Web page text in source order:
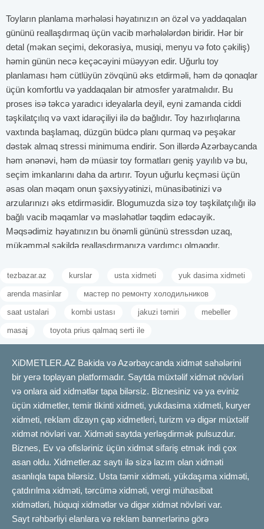
Toyların planlama mərhələsi həyatınızın ən özəl və yaddaqalan
gününü reallaşdırmaq üçün vacib mərhələlərdən biridir. Hər bir
detal (məkan seçimi, dekorasiya, musiqi, menyu və foto çəkiliş)
həmin günün necə keçəcəyini müəyyən edir. Uğurlu toy
planlaması həm cütlüyün zövqünü əks etdirməli, həm də qonaqlar
üçün komfortlu və yaddaqalan bir atmosfer yaratmalıdır. Bu
proses isə təkcə yaradıcı ideyalarla deyil, eyni zamanda ciddi
təşkilatçılıq və vaxt idarəçiliyi ilə də bağlıdır. Toy hazırlıqlarına
vaxtında başlamaq, düzgün büdcə planı qurmaq və peşəkar
dəstək almaq stressi minimuma endirir. Son illərdə Azərbaycanda
həm ənənəvi, həm də müasir toy formatları geniş yayılıb və bu,
seçim imkanlarını daha da artırır. Toyun uğurlu keçməsi üçün
əsas olan məqam onun şəxsiyyətinizi, münasibətinizi və
arzularınızı əks etdirməsidir. Blogumuzda sizə toy təşkilatçılığı ilə
bağlı vacib məqamlar və məsləhətlər təqdim edəcəyik.
Məqsədimiz həyatınızın bu önəmli gününü stressdən uzaq,
mükəmməl şəkildə reallaşdırmanıza yardımçı olmaqdır.
Toy planlaması uğurlu nəticə əldə etmək üçün yaxşı düşünülmüş
və mərhələli şəkildə aparılmalıdır. İlk addım toy tarixini müəyyən
tarixə uyğun məkan, fotoqraf, musiqiçi kimi xidmət təminatçılarını
erkən sifariş etmək vacibdir. Planlama prosesi üçün xüsusi bir to-
do list hazırlamaq gələcəkdə işlərin qarışmasının qarşısını alır.
Toyun konsepti, üslubu və qonaq sayı da erkən mərhələdə
dəqiqləşdirilməlidir. Əgər müəyyən bir büdcə çərçivəsində hərəkət
etməlisinizsə, əsas xərcləri prioritetləşdirmək lazımdır. Məkana
qərar vermədən əvvəl bir neçə yeri yerindəcə ziyarət etmək
faydalıdır. Gəlinlik və bəy kostyumu üçün seçimlərə vaxtında
başlamaq stressi azaldır. Eyni zamanda dəvətnamələrin dizaynı
və göndərilməsi də erkən planlaşdırılmalıdır. Tədbirin texniki
təminatı (səs sistemi, işıqlandırma və video çəkiliş) planın əsas
hissəsidir. Qonaq siyahısı və oturma planı da zamanında
hazırlanmalıdır. Nəhayət, hər şeyin plan üzrə getməsi üçün toy
gününə qədər vaxtaşırı ümumi gedişatı gözdən keçirmək
mütləqdir.
tezbazar.az kurslar usta xidmeti yuk dasima xidmeti
arenda masinlar мастер по ремонту холодильников
saat ustalari kombi ustası jakuzi təmiri mebeller
masaj toyota prius qalmaq serti ile
XiDMETLER.AZ Bakida və Azərbaycanda xidmət sahələrini
bir yerə toplayan platformadır. Saytda müxtəlif xidmət növləri
və onlara aid xidmətlər tapa bilərsiz. Biznesiniz və ya eviniz
üçün xidmetler, temir tikinti xidmeti, yukdasima xidmeti, kuryer
xidmeti, reklam dizayn çap xidmetleri, turizm və digər müxtəlif
xidmət növləri var. Xidməti saytda yerləşdirmək pulsuzdur.
Biznes, Ev və ofisləriniz üçün xidmət sifariş etmək indi çox
asan oldu. Xidmetler.az saytı ilə sizə lazım olan xidməti
asanlıqla tapa bilərsiz. Usta təmir xidməti, yükdaşıma xidməti,
çatdırılma xidməti, tərcümə xidməti, vergi mühasibat
xidmətləri, hüquqi xidmətlər və digər xidmət növləri var.
Sayt rəhbərliyi elanlara və reklam bannerlərinə görə